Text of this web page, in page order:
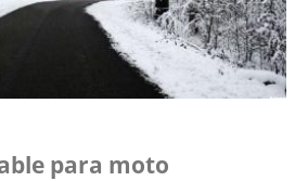
para moto